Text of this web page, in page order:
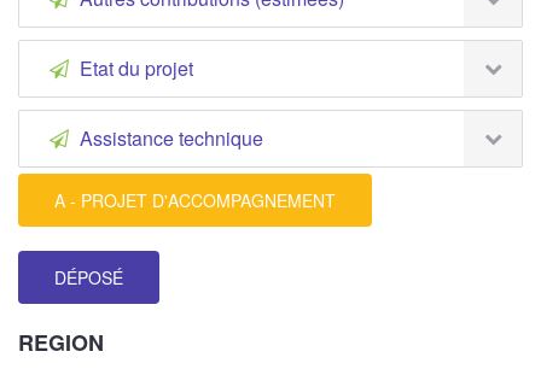
Etat du projet
Assistance technique
A - PROJET D'ACCOMPAGNEMENT
DÉPOSÉ
REGION